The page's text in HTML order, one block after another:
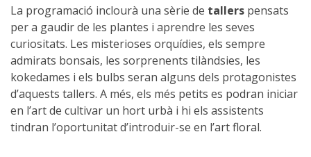
La programació inclourà una sèrie de tallers pensats
per a gaudir de les plantes i aprendre les seves
curiositats. Les misterioses orquídies, els sempre
admirats bonsais, les sorprenents tilàndsies, les
kokedames i els bulbs seran alguns dels protagonistes
d’aquests tallers. A més, els més petits es podran iniciar
en l’art de cultivar un hort urbà i hi els assistents
tindran l’oportunitat d’introduir-se en l’art floral.